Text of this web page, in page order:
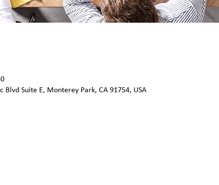
Blvd Suite E, Monterey Park, CA 91754, USA